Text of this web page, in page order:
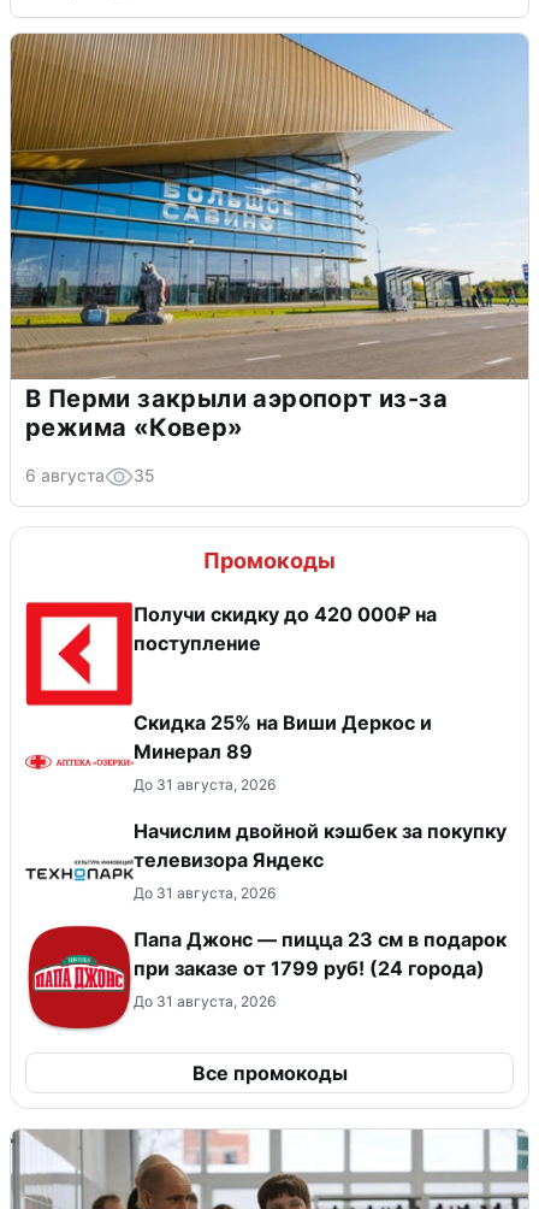
В Перми закрыли аэропорт из-за
режима «Ковер»
6 августа 35
Промокоды
Получи скидку до 420 000₽ на
поступление
Скидка 25% на Виши Деркос и
Минерал 89
До 31 августа, 2026
Начислим двойной кэшбек за покупку
телевизора Яндекс
До 31 августа, 2026
Папа Джонс — пицца 23 см в подарок
при заказе от 1799 руб! (24 города)
До 31 августа, 2026
Все промокоды